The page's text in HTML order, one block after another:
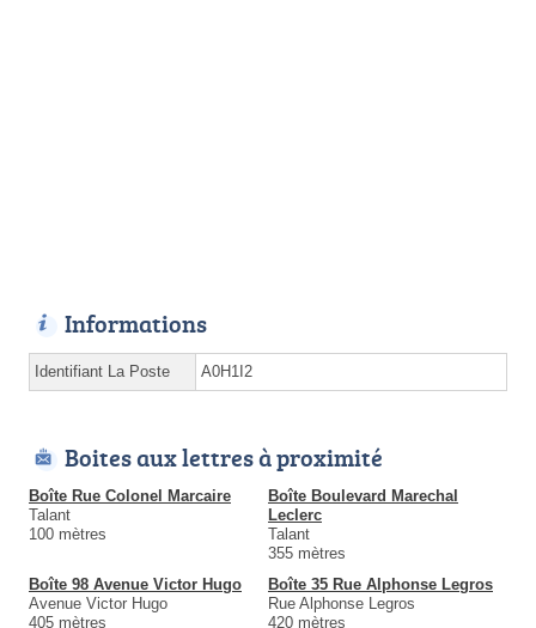
Informations
Identifiant La Poste A0H1I2
Boites aux lettres à proximité
Boîte Rue Colonel Marcaire
Talant
100 mètres
Boîte Boulevard Marechal
Leclerc
Talant
355 mètres
Boîte 98 Avenue Victor Hugo
Avenue Victor Hugo
405 mètres
Boîte 35 Rue Alphonse Legros
Rue Alphonse Legros
420 mètres